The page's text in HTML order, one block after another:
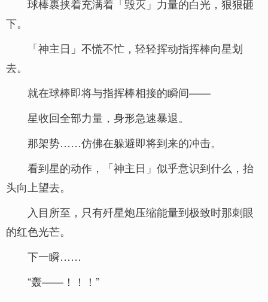
球棒裹挟着充满着「毁灭」力量的白光，狠狠砸
下。
「神主日」不慌不忙，轻轻挥动指挥棒向星划
去。
就在球棒即将与指挥棒相接的瞬间——
星收回全部力量，身形急速暴退。
那架势……仿佛在躲避即将到来的冲击。
看到星的动作，「神主日」似乎意识到什么，抬
头向上望去。
入目所至，只有歼星炮压缩能量到极致时那刺眼
的红色光芒。
下一瞬……
“轰——！！！”